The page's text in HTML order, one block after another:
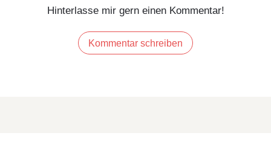
Hinterlasse mir gern einen Kommentar!
Kommentar schreiben